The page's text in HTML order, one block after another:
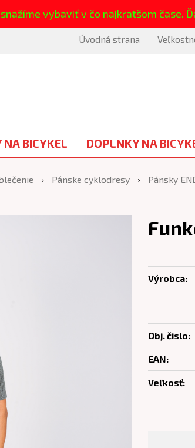
vybaviť v čo najkratšom čase.
Úvodná strana
NA BICYKEL DOPLNKY NA
Pánske cyklodresy Pánsky
Výrobca:
Obj. čislo:
EAN:
Veľkosť: